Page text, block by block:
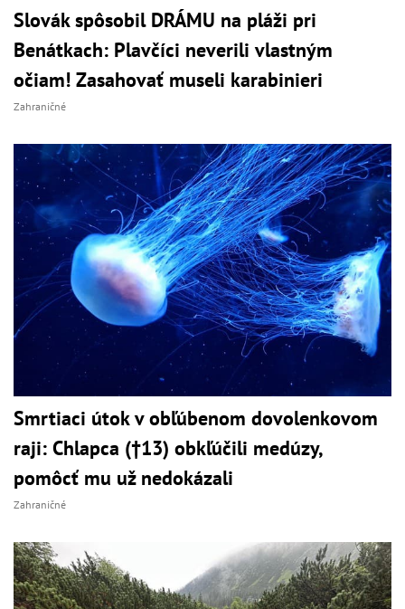
Slovák spôsobil DRÁMU na pláži pri
Benátkach: Plavčíci neverili vlastným
očiam! Zasahovať museli karabinieri
Zahraničné
Smrtiaci útok v obľúbenom dovolenkovom
raji: Chlapca (†13) obkľúčili medúzy,
pomôcť mu už nedokázali
Zahraničné